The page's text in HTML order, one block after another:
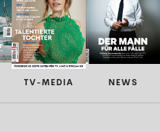
TV-MEDIA NEWS